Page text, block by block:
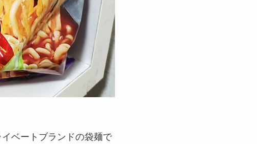
ベートブランドの袋麺で